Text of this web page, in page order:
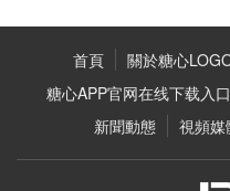
架健身器材
其他推薦
BFT-MH002 直臂夾胸訓練器
BFT1015 雙臂機 多功能可調